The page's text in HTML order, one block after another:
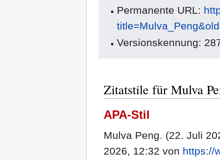
Permanente URL:
Versionskennung:
Zitatstile für Mulva
APA-Stil
Mulva Peng. (22. Juli
2026, 12:32 von https://